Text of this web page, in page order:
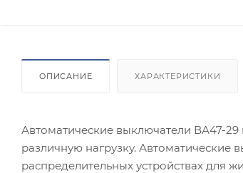
ОПИСАНИЕ ХАРАКТЕРИСТИКИ
Автоматические выключатели ВА47-
различную нагрузку.
распределительных устройствах для